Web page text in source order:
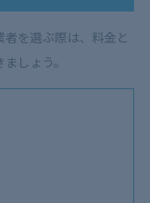
を選ぶ際は、料金と
しょう。